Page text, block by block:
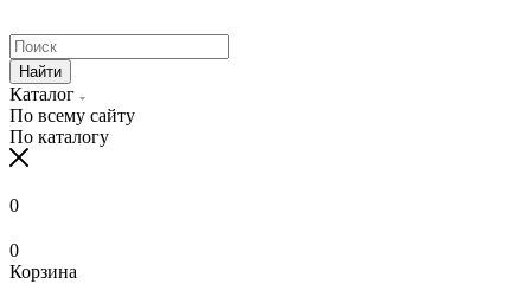
Найти
Каталог
По всему сайту
По каталогу
0
0
Корзина